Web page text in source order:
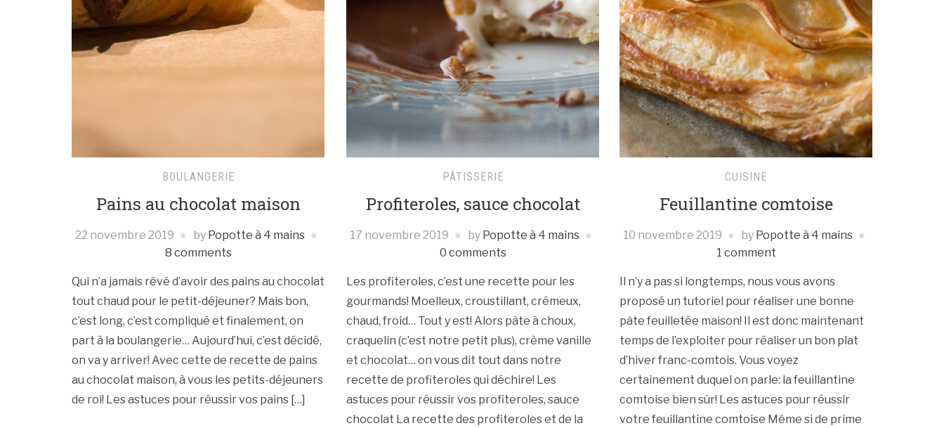
BOULANGERIE
Pains au chocolat maison
22 novembre 2019 by Popotte à 4 mains
8 comments
Qui n’a jamais rêvé d’avoir des pains au chocolat
tout chaud pour le petit-déjeuner? Mais bon,
c’est long, c’est compliqué et finalement, on
part à la boulangerie… Aujourd’hui, c’est décidé,
on va y arriver! Avec cette de recette de pains
au chocolat maison, à vous les petits-déjeuners
de roi! Les astuces pour réussir vos pains […]
PÂTISSERIE
Profiteroles, sauce chocolat
17 novembre 2019 by Popotte à 4 mains
0 comments
Les profiteroles, c’est une recette pour les
gourmands! Moelleux, croustillant, crémeux,
chaud, froid… Tout y est! Alors pâte à choux,
craquelin (c’est notre petit plus), crème vanille
et chocolat… on vous dit tout dans notre
recette de profiteroles qui déchire! Les
astuces pour réussir vos profiteroles, sauce
chocolat La recette des profiteroles et de la
CUISINE
Feuillantine comtoise
10 novembre 2019 by Popotte à 4 mains
1 comment
Il n’y a pas si longtemps, nous vous avons
proposé un tutoriel pour réaliser une bonne
pâte feuilletée maison! Il est donc maintenant
temps de l’exploiter pour réaliser un bon plat
d’hiver franc-comtois. Vous voyez
certainement duquel on parle: la feuillantine
comtoise bien sûr! Les astuces pour réussir
votre feuillantine comtoise Même si de prime